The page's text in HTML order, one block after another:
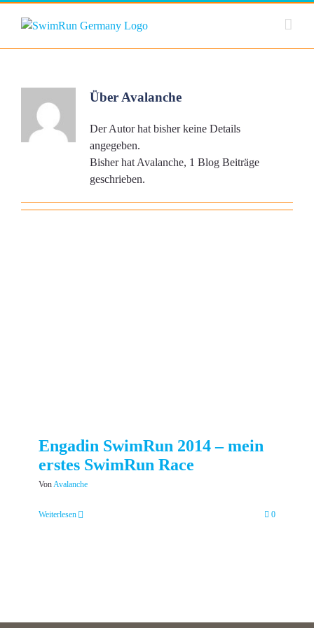
Zum
Inhalt
Über Avalanche
Der Autor hat bisher keine Details
angegeben.
Bisher hat Avalanche, 1 Blog Beiträge
geschrieben.
Engadin SwimRun 2014 – mein
erstes SwimRun Race
Von Avalanche
Weiterlesen 0